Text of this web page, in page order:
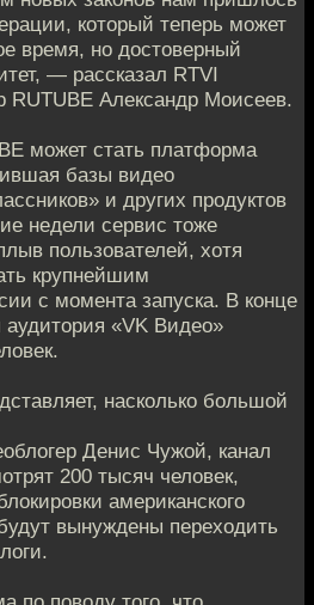
который теперь может
время, но достоверный
— рассказал RTVI
RUTUBE Александр Моисеев.
может стать платформа
базы видео
и других продуктов
недели сервис тоже
пользователей, хотя
крупнейшим
с момента запуска. В конце
аудитория «VK Видео»
насколько большой
Денис Чужой, канал
200 тысяч человек,
американского
вынуждены переходить